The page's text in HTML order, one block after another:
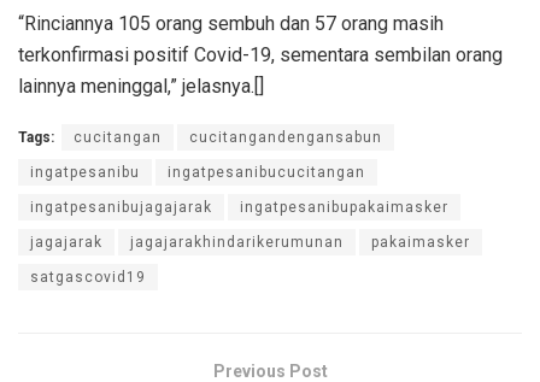
“Rinciannya 105 orang sembuh dan 57 orang masih
terkonfirmasi positif Covid-19, sementara sembilan orang
lainnya meninggal,” jelasnya.[]
Tags: cucitangan cucitangandengansabun
ingatpesanibu ingatpesanibucucitangan
ingatpesanibujagajarak ingatpesanibupakaimasker
jagajarak jagajarakhindarikerumunan pakaimasker
satgascovid19
Previous Post